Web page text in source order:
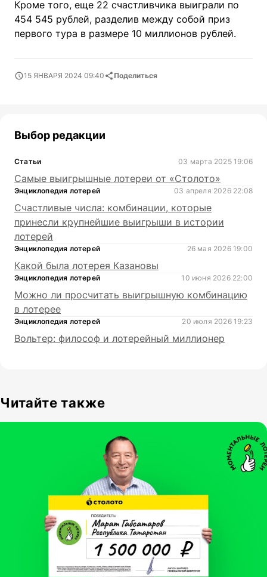
Кроме того, еще 22 счастливчика выиграли по
454 545 рублей, разделив между собой приз
первого тура в размере 10 миллионов рублей.
15 ЯНВАРЯ 2024 09:40 Поделиться
Выбор редакции
Статьи 03 марта 2025 19:06
Самые выигрышные лотереи от «Столото»
Энциклопедия лотерей 03 апреля 2026 22:08
Счастливые числа: комбинации, которые
принесли крупнейшие выигрыши в истории
лотерей
Энциклопедия лотерей 26 мая 2026 19:00
Какой была лотерея Казановы
Энциклопедия лотерей 10 июня 2026 22:00
Можно ли просчитать выигрышную комбинацию
в лотерее
Энциклопедия лотерей 20 июля 2026 19:23
Вольтер: философ и лотерейный миллионер
Читайте также